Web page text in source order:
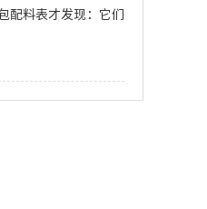
配料表才发现：它们